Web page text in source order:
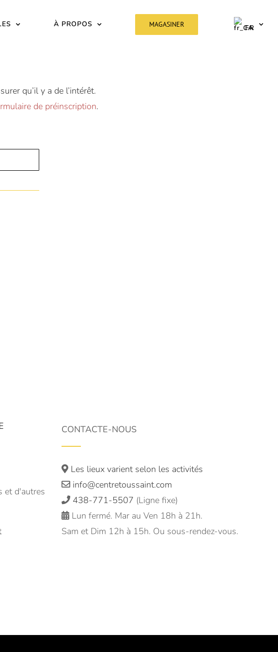
À PROPOS MAGASINER FR
qu’il y a de l’intérêt.
de préinscription.
et d'autres
CONTACTE-NOUS
Les lieux varient selon les activités
info@centretoussaint.com
438-771-5507 (Ligne fixe)
Lun fermé. Mar au Ven 18h à 21h.
Sam et Dim 12h à 15h. Ou sous-rendez-vous.